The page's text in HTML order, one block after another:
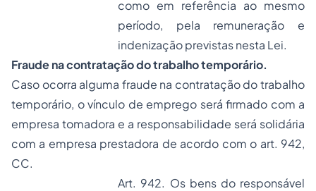
como em referência ao mesmo
período, pela remuneração e
indenização previstas nesta Lei.
Fraude na contratação do trabalho temporário.
Caso ocorra alguma fraude na contratação do trabalho
temporário, o vínculo de emprego será firmado com a
empresa tomadora e a responsabilidade será solidária
com a empresa prestadora de acordo com o art. 942,
CC.
Art. 942. Os bens do responsável